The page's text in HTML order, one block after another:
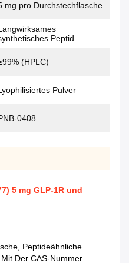
mg pro Durchstechflasche
Peptid
(HPLC)
Pulver
0408
5 mg GLP-1R und
Peptideähnliche
Der CAS-Nummer